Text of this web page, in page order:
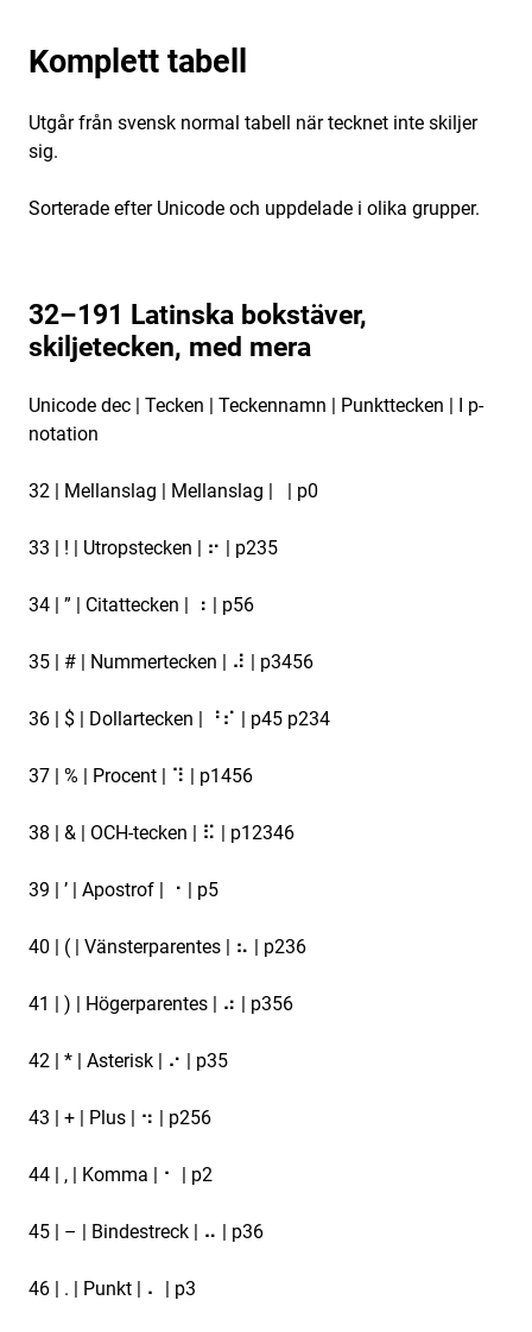
Komplett tabell
Utgår från svensk normal tabell när tecknet inte skiljer
sig.
Sorterade efter Unicode och uppdelade i olika grupper.
32–191 Latinska bokstäver,
skiljetecken, med mera
Unicode dec | Tecken | Teckennamn | Punkttecken | I p-
notation
32 | Mellanslag | Mellanslag | | p0
33 | ! | Utropstecken | ⠖ | p235
34 | ” | Citattecken | ⠰ | p56
35 | # | Nummertecken | ⠼ | p3456
36 | $ | Dollartecken | ⠘⠎ | p45 p234
37 | % | Procent | ⠹ | p1456
38 | & | OCH-tecken | ⠯ | p12346
39 | ’ | Apostrof | ⠐ | p5
40 | ( | Vänsterparentes | ⠦ | p236
41 | ) | Högerparentes | ⠴ | p356
42 | * | Asterisk | ⠔ | p35
43 | + | Plus | ⠲ | p256
44 | , | Komma | ⠂ | p2
45 | – | Bindestreck | ⠤ | p36
46 | . | Punkt | ⠄ | p3